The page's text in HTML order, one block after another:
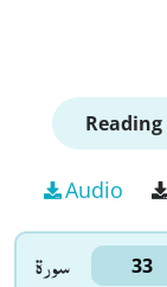
Reading
Audio
سورۃ 33